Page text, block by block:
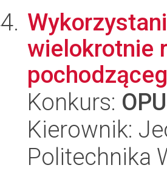
wielokrotnie
Konkurs:
Kierownik:
Politechnika